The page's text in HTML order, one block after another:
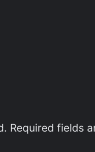
Required fields